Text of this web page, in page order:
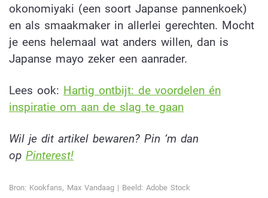
okonomiyaki (een soort Japanse pannenkoek)
en als smaakmaker in allerlei gerechten. Mocht
je eens helemaal wat anders willen, dan is
Japanse mayo zeker een aanrader.
Lees ook: Hartig ontbijt: de voordelen én
inspiratie om aan de slag te gaan
Wil je dit artikel bewaren? Pin ‘m dan
op Pinterest!
Bron: Kookfans, Max Vandaag | Beeld: Adobe Stock